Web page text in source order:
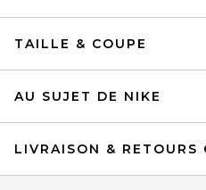
in Fern
$595
TAILLE & COUPE
AU SUJET DE NIKE
LIVRAISON & RETOURS